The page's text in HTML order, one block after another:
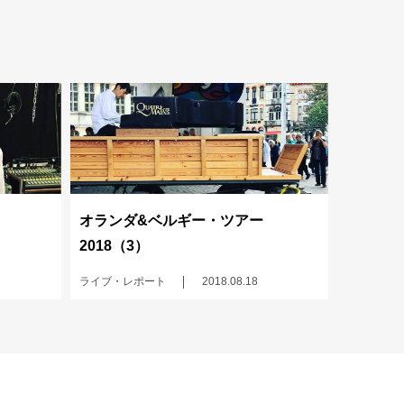
オランダ&ベルギー・ツアー
2018（3）
ライブ・レポート 2018.08.18